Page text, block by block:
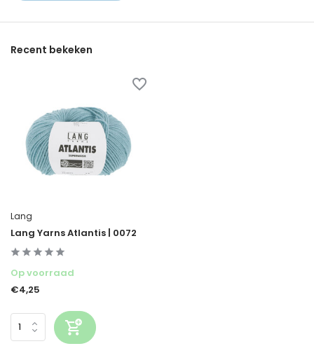
Recent bekeken
Lang
Lang Yarns Atlantis | 0072
Op voorraad
€4,25